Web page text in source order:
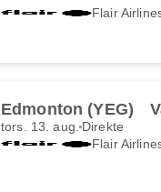
Flair
Edmonton (YEG)
tors. 13. aug. Direkte
Flair